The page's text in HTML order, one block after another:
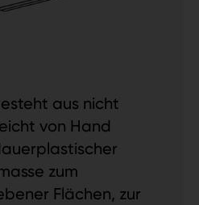
aus nicht
von Hand
zum
Flächen, zur